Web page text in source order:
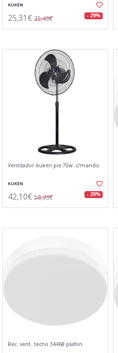
KUKEN
25,31€ 35,43€ - 29%
Ventilador kuken pie 70w. c/mando
KUKEN
42,10€ 58,93€ - 29%
Rec. vent. techo 34468 plafon